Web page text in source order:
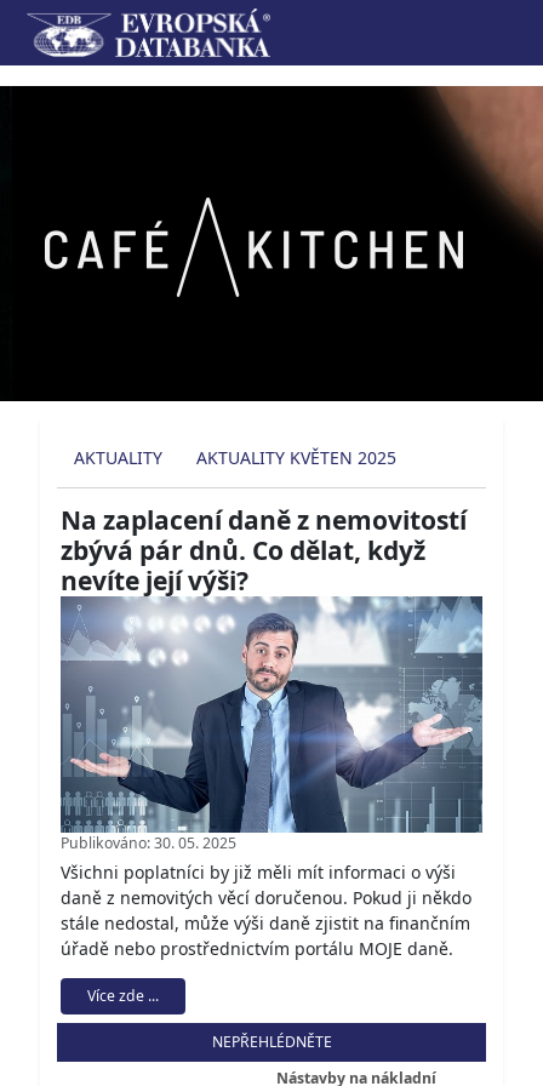
AKTUALITY AKTUALITY KVĚTEN 2025
Na zaplacení daně z nemovitostí
zbývá pár dnů. Co dělat, když
nevíte její výši?
Publikováno: 30. 05. 2025
Všichni poplatníci by již měli mít informaci o výši
daně z nemovitých věcí doručenou. Pokud ji někdo
stále nedostal, může výši daně zjistit na finančním
úřadě nebo prostřednictvím portálu MOJE daně.
Více zde ...
NEPŘEHLÉDNĚTE
Nástavby na nákladní